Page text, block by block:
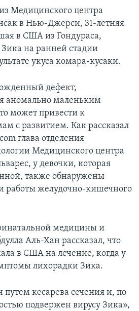
Медицинского центра
в Нью-Джерси, 31-летняя
в США из Гондураса,
Зика на ранней стадии
укуса комара-кусаки.
дефект,
аномально маленьким
может привести к
с развитием. Как рассказал
глава отделения
Медицинского центра
у девочки, которая
также обнаружены
работы желудочно-кишечного
медицины и
Аль-Хан рассказал, что
в США на лечение, когда у
лихорадки Зика.
кесарева сечения и, по
подвержен вирусу Зика»,